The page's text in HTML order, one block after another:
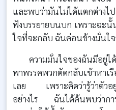
และพบว่ามันไม่ได้แตกต่างไ
ฟังบรรยายบนบก เพราะฉะนั้
ใจที่จะกลับ ฉันค่อนข้างมั่นใ
ความมั่นใจของฉันมีอยู่
พาพรรคพวกตัดกลับเข้าหา
เลย เพราะคิดว่ารู้ว่าตัวอ
อย่างไร ฉันได้ค้นพบว่ากา